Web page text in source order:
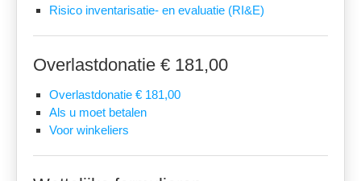
Risico inventarisatie- en evaluatie (RI&E)
Overlastdonatie € 181,00
Overlastdonatie € 181,00
Als u moet betalen
Voor winkeliers